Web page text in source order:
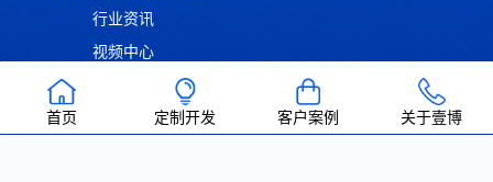
首页 定制开发 客户案例 关于壹博
行业资讯
视频中心